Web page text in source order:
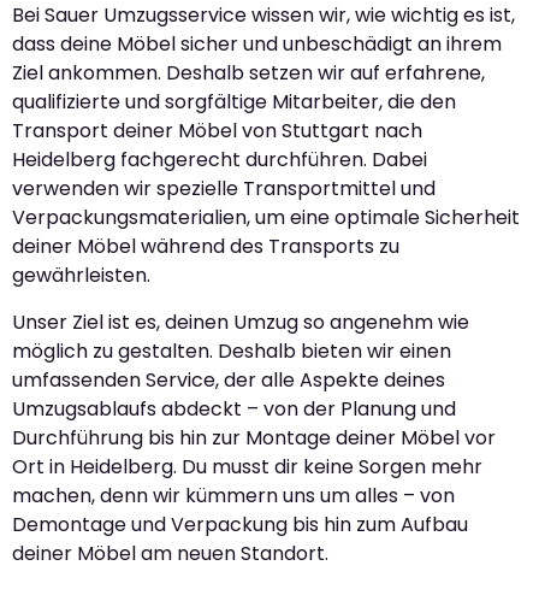
Bei Sauer Umzugsservice wissen wir, wie wichtig es ist,
dass deine Möbel sicher und unbeschädigt an ihrem
Ziel ankommen. Deshalb setzen wir auf erfahrene,
qualifizierte und sorgfältige Mitarbeiter, die den
Transport deiner Möbel von Stuttgart nach
Heidelberg fachgerecht durchführen. Dabei
verwenden wir spezielle Transportmittel und
Verpackungsmaterialien, um eine optimale Sicherheit
deiner Möbel während des Transports zu
gewährleisten.
Unser Ziel ist es, deinen Umzug so angenehm wie
möglich zu gestalten. Deshalb bieten wir einen
umfassenden Service, der alle Aspekte deines
Umzugsablaufs abdeckt – von der Planung und
Durchführung bis hin zur Montage deiner Möbel vor
Ort in Heidelberg. Du musst dir keine Sorgen mehr
machen, denn wir kümmern uns um alles – von
Demontage und Verpackung bis hin zum Aufbau
deiner Möbel am neuen Standort.